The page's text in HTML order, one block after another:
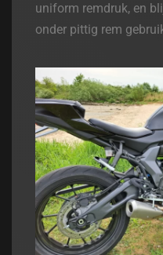
uniform remdruk, en
onder pittig rem